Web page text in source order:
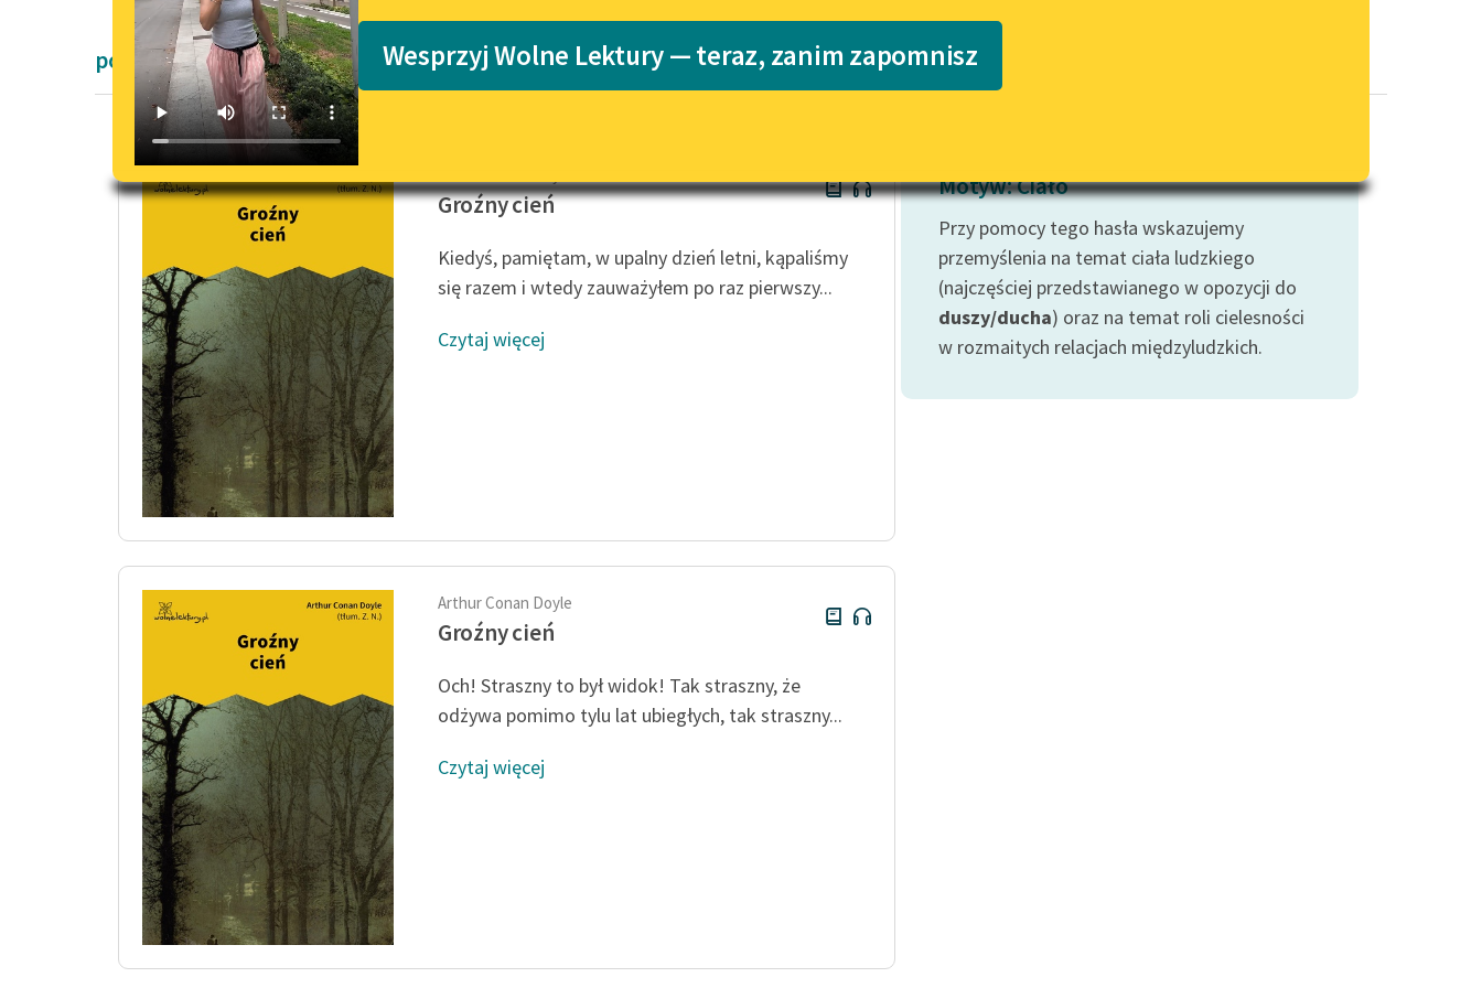
Lektury szkolne i klasyka
literatury do słuchania dla
E-kolekcja lektur szkolnych i
literatury do słuchania dla
niepełnosprawnościami
Feministyczne inspiracje.
Popularyzacja skandynawskiej
Katalog
Katalog w formacie PDF
wrażliwych
Deklaracja dostępności
Wesprzyj Wolne Lektury — teraz, zanim zapomnisz
powieści kryminalne Arthura Conan Doyle'a
Groźny cień
Kiedyś, pamiętam, w upalny dzień letni, kąpaliśmy
się razem i wtedy zauważyłem po raz pierwszy...
Czytaj więcej
Arthur Conan Doyle
Groźny cień
Och! Straszny to był widok! Tak straszny, że
odżywa pomimo tylu lat ubiegłych, tak straszny...
Czytaj więcej
Motyw: Ciało
Przy pomocy tego hasła wskazujemy
przemyślenia na temat ciała ludzkiego
(najczęściej przedstawianego w opozycji do
duszy/ducha) oraz na temat roli cielesności
w rozmaitych relacjach międzyludzkich.